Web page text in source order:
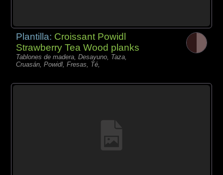
Plantilla: Croissant Powidl
Strawberry Tea Wood planks
Tablones de madera, Desayuno, Taza,
Cruasán, Powidl, Fresas, Té,